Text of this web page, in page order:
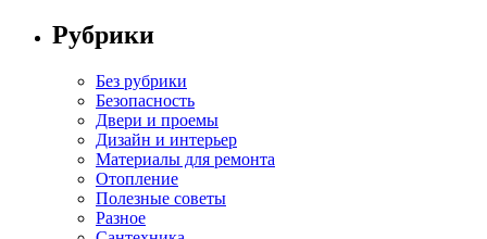
Рубрики
Без рубрики
Безопасность
Двери и проемы
Дизайн и интерьер
Материалы для ремонта
Отопление
Полезные советы
Разное